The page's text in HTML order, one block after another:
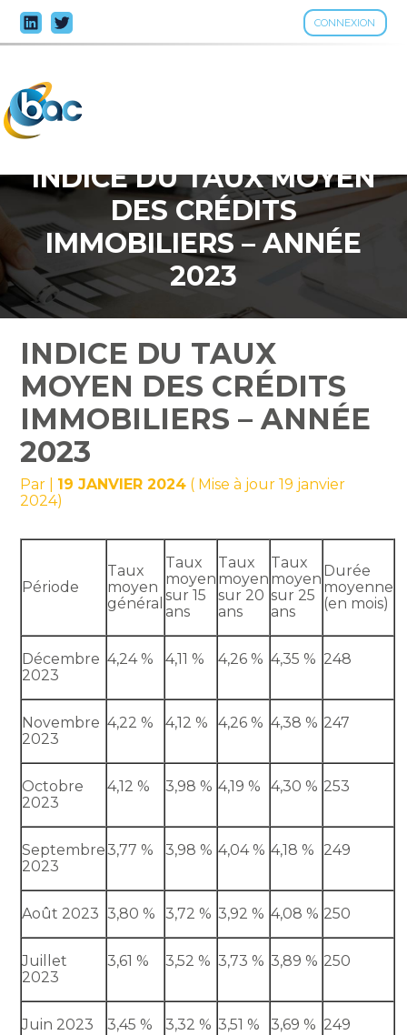
CONNEXION
Aller
au
INDICE DU TAUX MOYEN
DES CRÉDITS
IMMOBILIERS – ANNÉE
2023
INDICE DU TAUX
MOYEN DES CRÉDITS
IMMOBILIERS – ANNÉE
2023
Par 19 JANVIER 2024 ( Mise à jour 19 janvier
2024)
Période
Taux
moyen
général
Taux
moyen
sur 15
ans
Taux
moyen
sur 20
ans
Taux
moyen
sur 25
ans
Durée
moyenne
(en mois)
Décembre
2023
4,24 % 4,11 % 4,26 % 4,35 % 248
Novembre
2023
4,22 % 4,12 % 4,26 % 4,38 % 247
Octobre
2023
4,12 % 3,98 % 4,19 % 4,30 % 253
Septembre
2023
3,77 % 3,98 % 4,04 % 4,18 % 249
Août 2023 3,80 % 3,72 % 3,92 % 4,08 % 250
Juillet
2023
3,61 % 3,52 % 3,73 % 3,89 % 250
Juin 2023 3,45 % 3,32 % 3,51 % 3,69 % 249